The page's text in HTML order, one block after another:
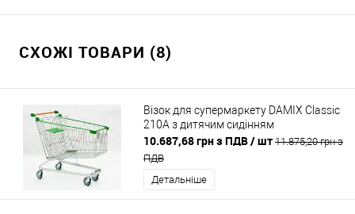
СХОЖІ ТОВАРИ (8)
Візок для супермаркету DAMIX Classic
210A з дитячим сидінням
10.687,68 грн з ПДВ/ шт 11.875,20 грн з
ПДВ
Детальніше